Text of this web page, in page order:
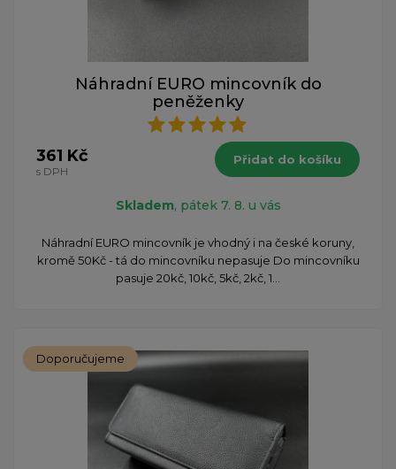
Náhradní EURO mincovník do
peněženky
361 Kč
s DPH
Přidat do košíku
Skladem, pátek 7. 8. u vás
Náhradní EURO mincovník je vhodný i na české koruny,
kromě 50Kč - tá do mincovníku nepasuje Do mincovníku
pasuje 20kč, 10kč, 5kč, 2kč, 1...
Doporučujeme